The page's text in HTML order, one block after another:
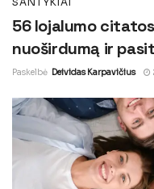
56 lojalumo
nuoširdumą ir
Paskelbė Deividas Karpavičius